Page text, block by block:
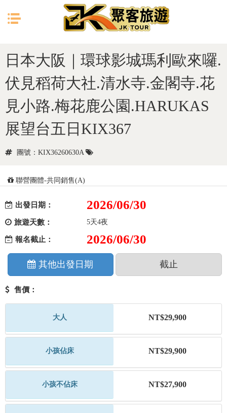
目前位置： 首頁 日本 大阪
日本大阪｜環球影城瑪利歐來囉.
伏見稻荷大社.清水寺.金閣寺.花
見小路.梅花鹿公園.HARUKAS
展望台五日KIX367
團號：KIX36260630A
聯營團體-共同銷售(A)
出發日期： 2026/06/30
旅遊天數： 5天4夜
報名截止： 2026/06/30
其他出發日期 截止
售價：
大人 NT$29,900
小孩佔床 NT$29,900
小孩不佔床 NT$27,900